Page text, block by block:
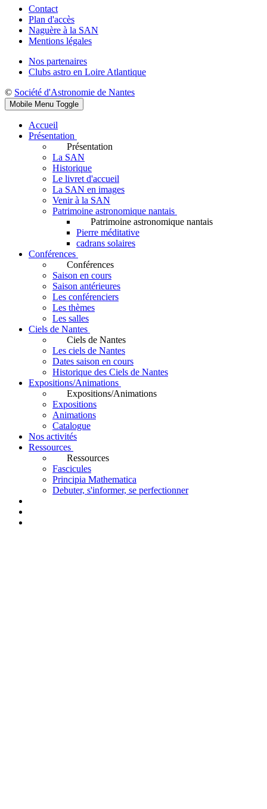
Contact
Plan d'accès
Naguère à la SAN
Mentions légales
Nos partenaires
Clubs astro en Loire Atlantique
© Société d'Astronomie de Nantes
Mobile Menu Toggle
Accueil
Présentation
Présentation
La SAN
Historique
Le livret d'accueil
La SAN en images
Venir à la SAN
Patrimoine astronomique nantais
Patrimoine astronomique nantais
Pierre méditative
cadrans solaires
Conférences
Conférences
Saison en cours
Saison antérieures
Les conférenciers
Les thèmes
Les salles
Ciels de Nantes
Ciels de Nantes
Les ciels de Nantes
Dates saison en cours
Historique des Ciels de Nantes
Expositions/Animations
Expositions/Animations
Expositions
Animations
Catalogue
Nos activités
Ressources
Ressources
Fascicules
Principia Mathematica
Debuter, s'informer, se perfectionner